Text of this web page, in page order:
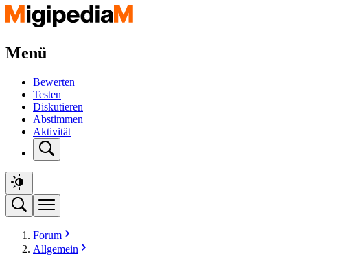
Menü
Bewerten
Testen
Diskutieren
Abstimmen
Aktivität
Forum
Allgemein